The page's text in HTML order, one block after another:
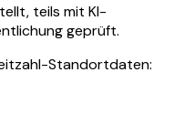
teils mit KI-
geprüft.
Standortdaten: